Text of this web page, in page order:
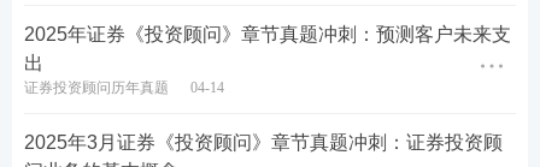
考试结束后公布收集的真题答案，真题均来源于考生
回忆版/网络汇总版，233网校仅做汇总收集整理。收
生回忆估分！各位考生可以直接进入233网校估分小
2025年证券《投资顾问》章节真题冲刺：预测客户未来支
出
证券投资顾问历年真题 04-14
2025年3月证券《投资顾问》章节真题冲刺：证券投资顾